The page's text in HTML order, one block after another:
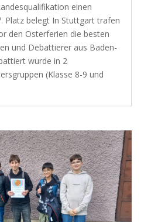
einen
Platz belegt In Stuttgart trafen
den Osterferien die besten
und Debattierer aus Baden-
wurde in 2
(Klasse 8-9 und